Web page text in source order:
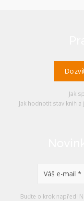
Jak
Jak hodnotit stav knih
Buďte o krok napřed!